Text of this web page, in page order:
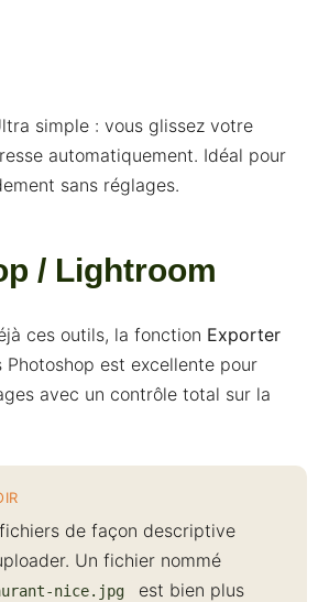
simple : vous glissez votre
automatiquement. Idéal pour
sans réglages.
/ Lightroom
ces outils, la fonction Exporter
Photoshop est excellente pour
avec un contrôle total sur la
de façon descriptive
Un fichier nommé
nice.jpg
est bien plus